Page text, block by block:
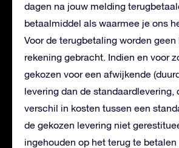
dagen na jouw melding
betaalmiddel als waarmee je ons
Voor de terugbetaling worden geen
rekening gebracht. Indien en voor
gekozen voor een afwijkende
levering dan de standaardlevering,
verschil in kosten tussen een
de gekozen levering niet
ingehouden op het terug te betalen